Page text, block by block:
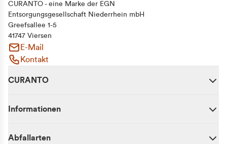
CURANTO - eine Marke der EGN
Entsorgungsgesellschaft Niederrhein mbH
Greefsallee 1-5
41747 Viersen
E-Mail
Kontakt
CURANTO
Informationen
Abfallarten